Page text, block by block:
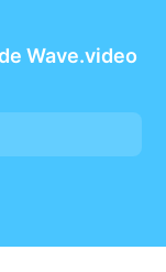
Wave.video